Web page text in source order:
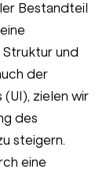
Bestandteil
und
der
zielen wir
des
steigern.
eine